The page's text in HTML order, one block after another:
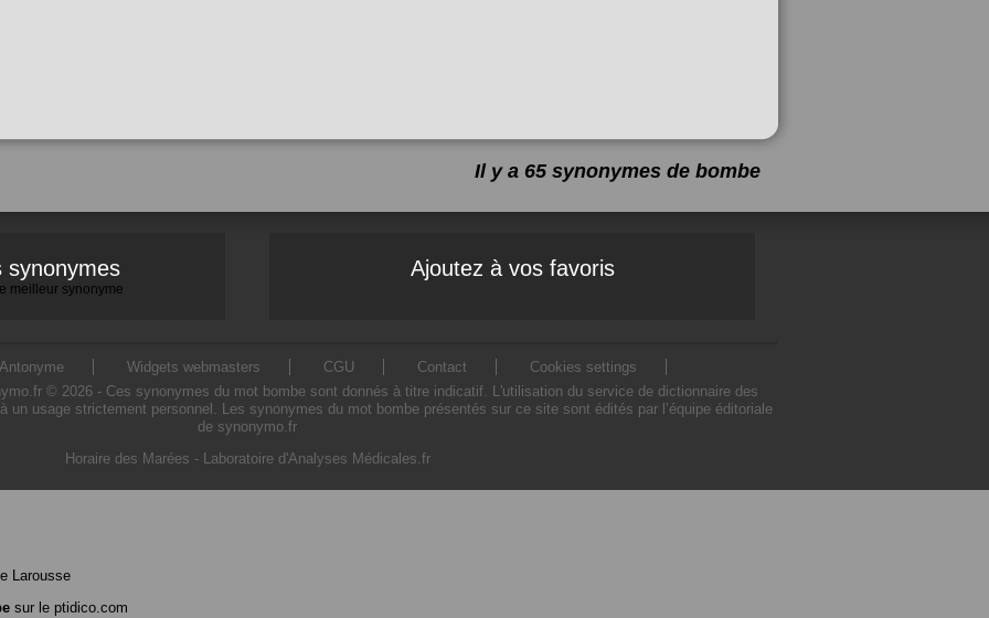
Il y a 65 synonymes de bombe
synonymes
meilleur synonyme
Ajoutez à vos favoris
Antonyme Widgets webmasters CGU Contact
Cookies settings
© 2026 - Ces synonymes du mot bombe sont donnés à titre indicatif. L'utilisation du service de dictionnaire des
un usage strictement personnel. Les synonymes du mot bombe présentés sur ce site sont édités par l’équipe éditoriale
de synonymo.fr
Horaire des Marées - Laboratoire d'Analyses Médicales.fr
Larousse
sur le ptidico.com